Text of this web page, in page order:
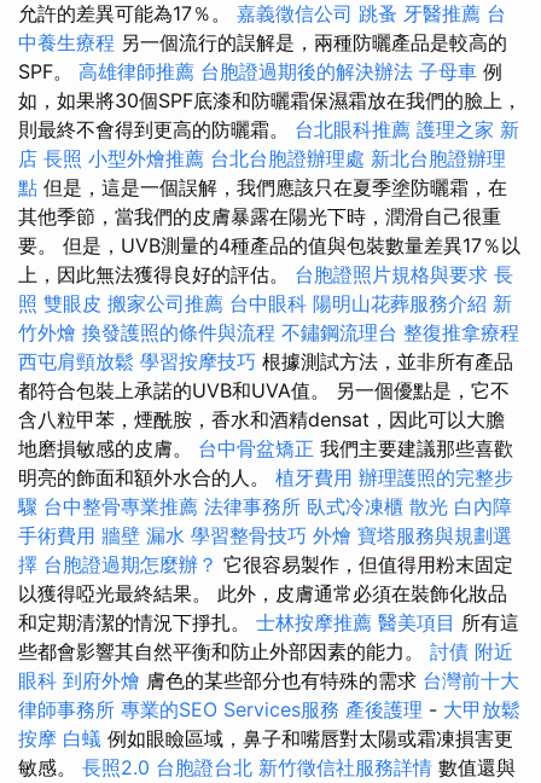
允許的差異可能為17％。 嘉義徵信公司 跳蚤 牙醫推薦 台
中養生療程 另一個流行的誤解是，兩種防曬產品是較高的
SPF。 高雄律師推薦 台胞證過期後的解決辦法 子母車 例
如，如果將30個SPF底漆和防曬霜保濕霜放在我們的臉上，
則最終不會得到更高的防曬霜。 台北眼科推薦 護理之家 新
店 長照 小型外燴推薦 台北台胞證辦理處 新北台胞證辦理
點 但是，這是一個誤解，我們應該只在夏季塗防曬霜，在
其他季節，當我們的皮膚暴露在陽光下時，潤滑自己很重
要。 但是，UVB測量的4種產品的值與包裝數量差異17％以
上，因此無法獲得良好的評估。 台胞證照片規格與要求 長
照 雙眼皮 搬家公司推薦 台中眼科 陽明山花葬服務介紹 新
竹外燴 換發護照的條件與流程 不鏽鋼流理台 整復推拿療程
西屯肩頸放鬆 學習按摩技巧 根據測試方法，並非所有產品
都符合包裝上承諾的UVB和UVA值。 另一個優點是，它不
含八粒甲苯，煙酰胺，香水和酒精densat，因此可以大膽
地磨損敏感的皮膚。 台中骨盆矯正 我們主要建議那些喜歡
明亮的飾面和額外水合的人。 植牙費用 辦理護照的完整步
驟 台中整骨專業推薦 法律事務所 臥式冷凍櫃 散光 白內障
手術費用 牆壁 漏水 學習整骨技巧 外燴 寶塔服務與規劃選
擇 台胞證過期怎麼辦？ 它很容易製作，但值得用粉末固定
以獲得啞光最終結果。 此外，皮膚通常必須在裝飾化妝品
和定期清潔的情況下掙扎。 士林按摩推薦 醫美項目 所有這
些都會影響其自然平衡和防止外部因素的能力。 討債 附近
眼科 到府外燴 膚色的某些部分也有特殊的需求 台灣前十大
律師事務所 專業的SEO Services服務 產後護理 - 大甲放鬆
按摩 白蟻 例如眼瞼區域，鼻子和嘴唇對太陽或霜凍損害更
敏感。 長照2.0 台胞證台北 新竹徵信社服務詳情 數值還與